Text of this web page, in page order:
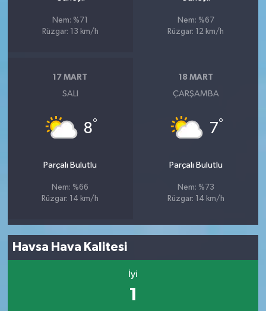
Nem: %71
Rüzgar: 13 km/h
Nem: %67
Rüzgar: 12 km/h
17 MART
SALI
8°
Parçalı Bulutlu
Nem: %66
Rüzgar: 14 km/h
18 MART
ÇARŞAMBA
7°
Parçalı Bulutlu
Nem: %73
Rüzgar: 14 km/h
Havsa Hava Kalitesi
İyi
1